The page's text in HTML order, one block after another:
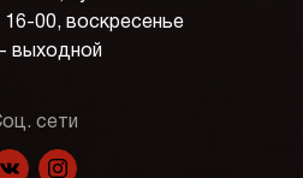
00, воскресенье
- выходной
сети
f p